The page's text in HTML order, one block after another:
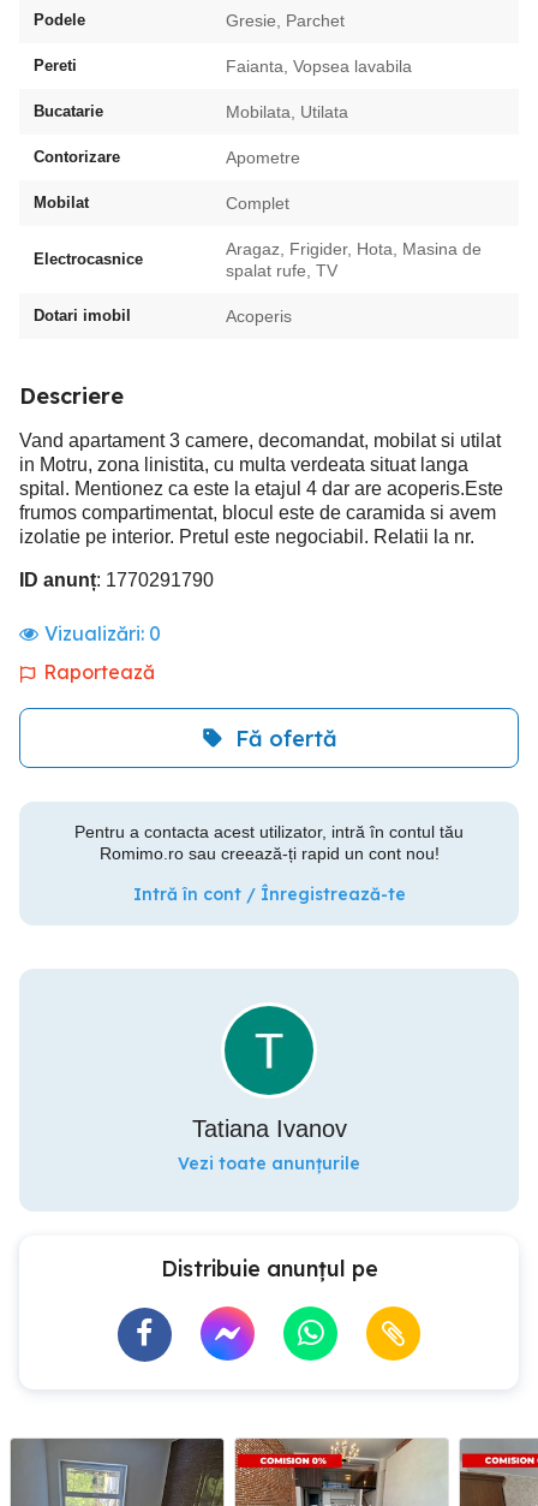
Podele Gresie, Parchet
Pereti Faianta, Vopsea lavabila
Bucatarie Mobilata, Utilata
Contorizare Apometre
Mobilat Complet
Electrocasnice
Aragaz, Frigider, Hota, Masina de
spalat rufe, TV
Dotari imobil Acoperis
Descriere
Vand apartament 3 camere, decomandat, mobilat si utilat
in Motru, zona linistita, cu multa verdeata situat langa
spital. Mentionez ca este la etajul 4 dar are acoperis.Este
frumos compartimentat, blocul este de caramida si avem
izolatie pe interior. Pretul este negociabil. Relatii la nr.
ID anunț: 1770291790
Vizualizări: 0
Raportează
Fă ofertă
Pentru a contacta acest utilizator, intră în contul tău
Romimo.ro sau creează-ți rapid un cont nou!
Intră în cont / Înregistrează-te
Tatiana Ivanov
Vezi toate anunțurile
Distribuie anunțul pe